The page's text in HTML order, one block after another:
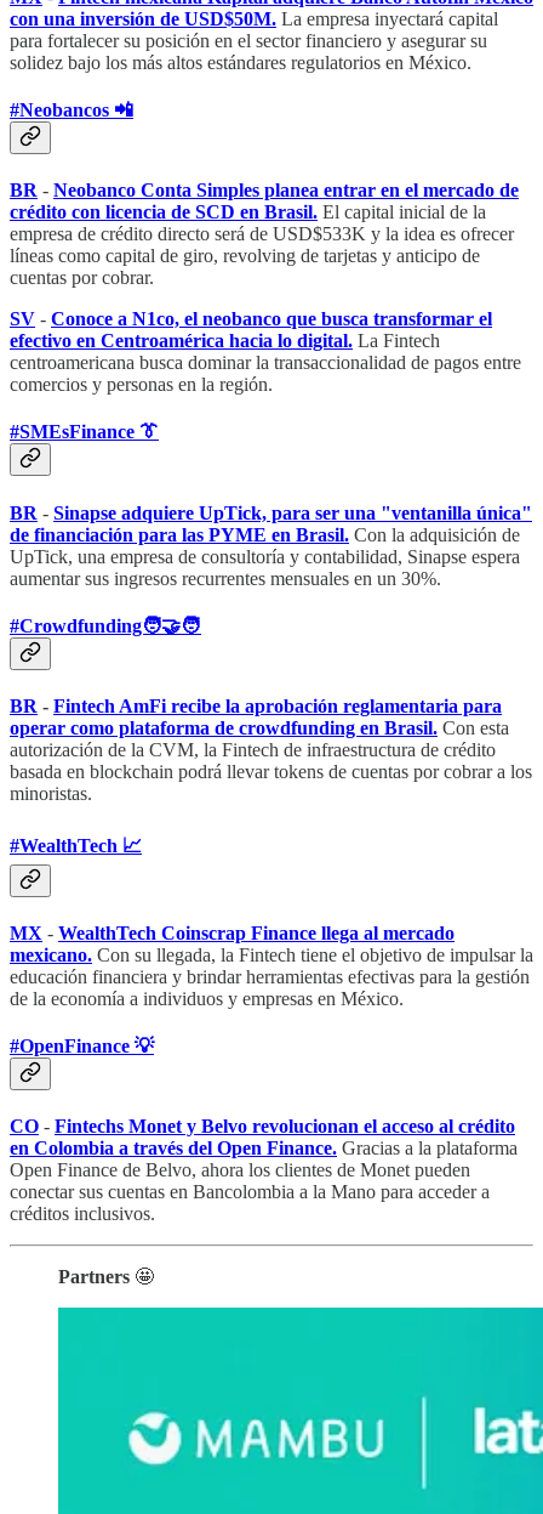
con una inversión de USD$50M. La empresa inyectará capital
para fortalecer su posición en el sector financiero y asegurar su
solidez bajo los más altos estándares regulatorios en México.
#Neobancos 📲
BR - Neobanco Conta Simples planea entrar en el mercado de
crédito con licencia de SCD en Brasil. El capital inicial de la
empresa de crédito directo será de USD$533K y la idea es ofrecer
líneas como capital de giro, revolving de tarjetas y anticipo de
cuentas por cobrar.
SV - Conoce a N1co, el neobanco que busca transformar el
efectivo en Centroamérica hacia lo digital. La Fintech
centroamericana busca dominar la transaccionalidad de pagos entre
comercios y personas en la región.
#SMEsFinance 👔
BR - Sinapse adquiere UpTick, para ser una "ventanilla única"
de financiación para las PYME en Brasil. Con la adquisición de
UpTick, una empresa de consultoría y contabilidad, Sinapse espera
aumentar sus ingresos recurrentes mensuales en un 30%.
#Crowdfunding🧑‍🤝‍🧑
BR - Fintech AmFi recibe la aprobación reglamentaria para
operar como plataforma de crowdfunding en Brasil. Con esta
autorización de la CVM, la Fintech de infraestructura de crédito
basada en blockchain podrá llevar tokens de cuentas por cobrar a los
minoristas.
#WealthTech 📈
MX - WealthTech Coinscrap Finance llega al mercado
mexicano. Con su llegada, la Fintech tiene el objetivo de impulsar la
educación financiera y brindar herramientas efectivas para la gestión
de la economía a individuos y empresas en México.
#OpenFinance 💡
CO - Fintechs Monet y Belvo revolucionan el acceso al crédito
en Colombia a través del Open Finance. Gracias a la plataforma
Open Finance de Belvo, ahora los clientes de Monet pueden
conectar sus cuentas en Bancolombia a la Mano para acceder a
créditos inclusivos.
Partners 🤩